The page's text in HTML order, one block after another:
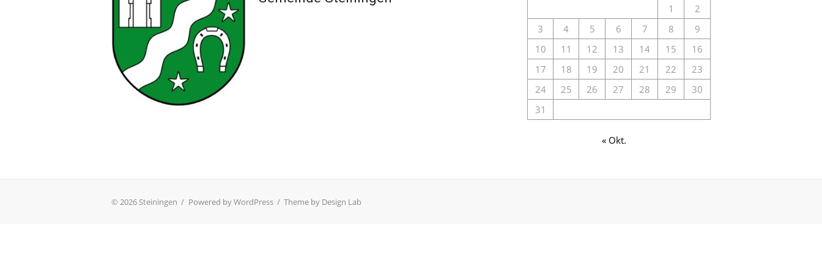
1
2
3
4 5 6 7 8
9
10
11 12 13 14 15
16
17
18 19 20 21 22
23
24
25 26 27 28 29
30
31
« Okt.
© 2026 Steiningen / Powered by WordPress / Theme by Design Lab